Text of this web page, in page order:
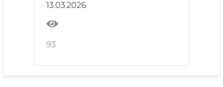
13.03.2026
93